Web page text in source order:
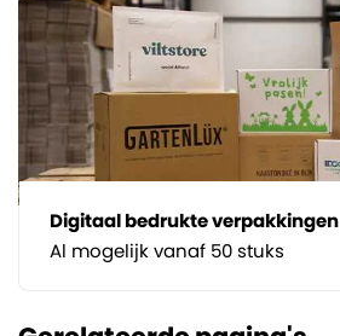
Digitaal bedrukte verpakkingen
Al mogelijk vanaf 50 stuks